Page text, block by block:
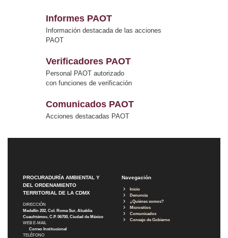
Informes PAOT
Información destacada de las acciones
PAOT
Verificadores PAOT
Personal PAOT autorizado
con funciones de verificación
Comunicados PAOT
Acciones destacadas PAOT
PROCURADURÍA AMBIENTAL Y
DEL ORDENAMIENTO
TERRITORIAL DE LA CDMX
DIRECCIÓN
Medellín 202, Col. Roma Sur, Alcaldía
Cuauhtémoc, C.P. 06700, Ciudad de México
WEB E-MAIL
Correo Institucional
TELÉFONO
Navegación
Inicio
Denuncia
¿Quiénes somos?
Micrositios
Comunicados
Consejo de Gobierno